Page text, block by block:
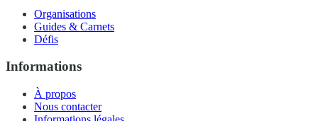
Organisations
Guides & Carnets
Défis
Informations
À propos
Nous contacter